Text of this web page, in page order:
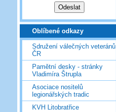
Oblíbené odkazy
Sdružení válečných veteránů
ČR
Pamětní desky - stránky
Vladimíra Štrupla
Asociace nositelů
legionářských tradic
KVH Litobratřice